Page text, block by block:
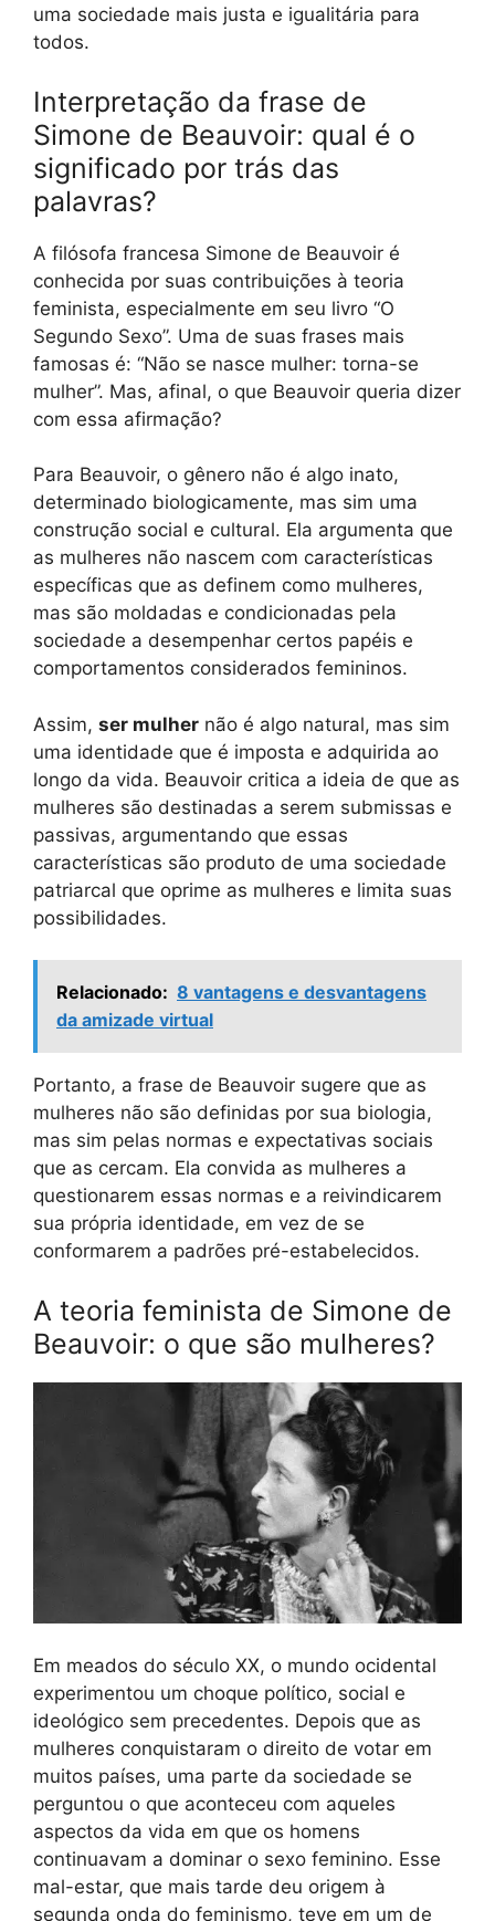
uma sociedade mais justa e igualitária para
todos.
Interpretação da frase de
Simone de Beauvoir: qual é o
significado por trás das
palavras?
A filósofa francesa Simone de Beauvoir é
conhecida por suas contribuições à teoria
feminista, especialmente em seu livro “O
Segundo Sexo”. Uma de suas frases mais
famosas é: “Não se nasce mulher: torna-se
mulher”. Mas, afinal, o que Beauvoir queria dizer
com essa afirmação?
Para Beauvoir, o gênero não é algo inato,
determinado biologicamente, mas sim uma
construção social e cultural. Ela argumenta que
as mulheres não nascem com características
específicas que as definem como mulheres,
mas são moldadas e condicionadas pela
sociedade a desempenhar certos papéis e
comportamentos considerados femininos.
Assim, ser mulher não é algo natural, mas sim
uma identidade que é imposta e adquirida ao
longo da vida. Beauvoir critica a ideia de que as
mulheres são destinadas a serem submissas e
passivas, argumentando que essas
características são produto de uma sociedade
patriarcal que oprime as mulheres e limita suas
possibilidades.
Relacionado: 8 vantagens e desvantagens
da amizade virtual
Portanto, a frase de Beauvoir sugere que as
mulheres não são definidas por sua biologia,
mas sim pelas normas e expectativas sociais
que as cercam. Ela convida as mulheres a
questionarem essas normas e a reivindicarem
sua própria identidade, em vez de se
conformarem a padrões pré-estabelecidos.
A teoria feminista de Simone de
Beauvoir: o que são mulheres?
Em meados do século XX, o mundo ocidental
experimentou um choque político, social e
ideológico sem precedentes. Depois que as
mulheres conquistaram o direito de votar em
muitos países, uma parte da sociedade se
perguntou o que aconteceu com aqueles
aspectos da vida em que os homens
continuavam a dominar o sexo feminino. Esse
mal-estar, que mais tarde deu origem à
segunda onda do feminismo, teve em um de